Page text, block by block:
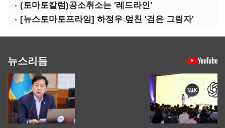
(토마토칼럼)공소취소는 '레드라인'
[뉴스토마토프라임] 하정우 덮친 '검은 그림자'
뉴스리듬